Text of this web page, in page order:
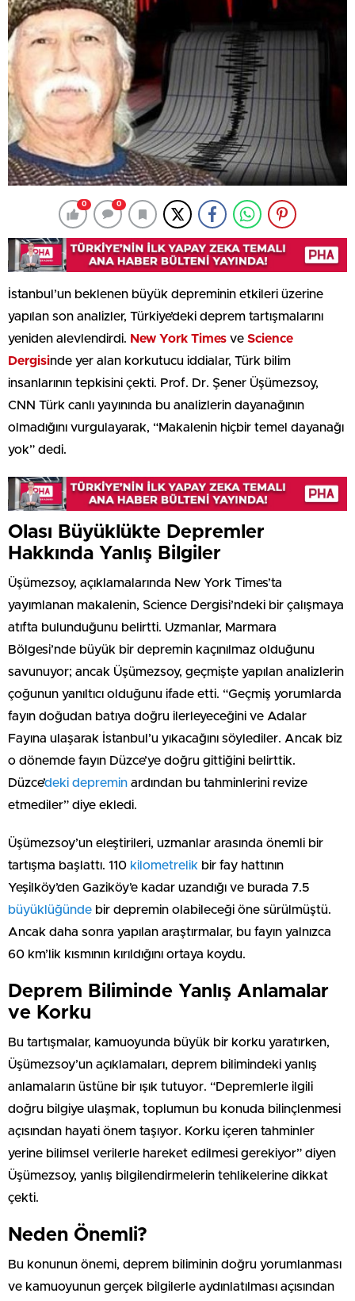
0 0
İstanbul’un beklenen büyük depreminin etkileri üzerine
yapılan son analizler, Türkiye’deki deprem tartışmalarını
yeniden alevlendirdi. New York Times ve Science
Dergisinde yer alan korkutucu iddialar, Türk bilim
insanlarının tepkisini çekti. Prof. Dr. Şener Üşümezsoy,
CNN Türk canlı yayınında bu analizlerin dayanağının
olmadığını vurgulayarak, “Makalenin hiçbir temel dayanağı
yok” dedi.
Olası Büyüklükte Depremler
Hakkında Yanlış Bilgiler
Üşümezsoy, açıklamalarında New York Times’ta
yayımlanan makalenin, Science Dergisi’ndeki bir çalışmaya
atıfta bulunduğunu belirtti. Uzmanlar, Marmara
Bölgesi’nde büyük bir depremin kaçınılmaz olduğunu
savunuyor; ancak Üşümezsoy, geçmişte yapılan analizlerin
çoğunun yanıltıcı olduğunu ifade etti. “Geçmiş yorumlarda
fayın doğudan batıya doğru ilerleyeceğini ve Adalar
Fayına ulaşarak İstanbul’u yıkacağını söylediler. Ancak biz
o dönemde fayın Düzce’ye doğru gittiğini belirttik.
Düzce’deki depremin ardından bu tahminlerini revize
etmediler” diye ekledi.
Üşümezsoy’un eleştirileri, uzmanlar arasında önemli bir
tartışma başlattı. 110 kilometrelik bir fay hattının
Yeşilköy’den Gaziköy’e kadar uzandığı ve burada 7.5
büyüklüğünde bir depremin olabileceği öne sürülmüştü.
Ancak daha sonra yapılan araştırmalar, bu fayın yalnızca
60 km’lik kısmının kırıldığını ortaya koydu.
Deprem Biliminde Yanlış Anlamalar
ve Korku
Bu tartışmalar, kamuoyunda büyük bir korku yaratırken,
Üşümezsoy’un açıklamaları, deprem bilimindeki yanlış
anlamaların üstüne bir ışık tutuyor. “Depremlerle ilgili
doğru bilgiye ulaşmak, toplumun bu konuda bilinçlenmesi
açısından hayati önem taşıyor. Korku içeren tahminler
yerine bilimsel verilerle hareket edilmesi gerekiyor” diyen
Üşümezsoy, yanlış bilgilendirmelerin tehlikelerine dikkat
çekti.
Neden Önemli?
Bu konunun önemi, deprem biliminin doğru yorumlanması
ve kamuoyunun gerçek bilgilerle aydınlatılması açısından